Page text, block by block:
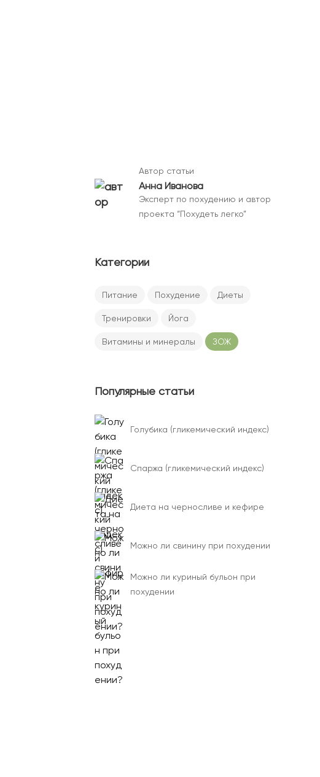
Автор статьи
Анна Иванова
Эксперт по похудению и автор
проекта “Похудеть легко”
Категории
Питание Похудение Диеты
Тренировки Йога
Витамины и минералы ЗОЖ
Популярные статьи
Голубика (гликемический индекс)
Спаржа (гликемический индекс)
Диета на черносливе и кефире
Можно ли свинину при похудении
Можно ли куриный бульон при
похудении